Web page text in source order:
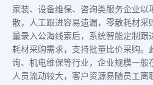
家装、设备维保、咨询类服务企业
散，人工跟进容易遗漏，零散耗材
量录入公海线索后，系统智能定制跟
耗材采购需求，支持批量比价采购。
询、机电维保等行业，企业规模一般
人员流动较大，客户资源易随员工